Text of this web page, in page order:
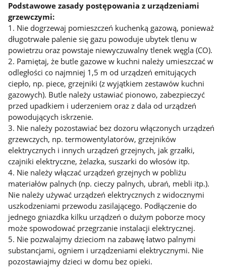
Podstawowe zasady postępowania z urządzeniami
grzewczymi:
1. Nie dogrzewaj pomieszczeń kuchenką gazową, ponieważ
długotrwałe palenie się gazu powoduje ubytek tlenu w
powietrzu oraz powstaje niewyczuwalny tlenek węgla (CO).
2. Pamiętaj, że butle gazowe w kuchni należy umieszczać w
odległości co najmniej 1,5 m od urządzeń emitujących
ciepło, np. piece, grzejniki (z wyjątkiem zestawów kuchni
gazowych). Butle należy ustawiać pionowo, zabezpieczyć
przed upadkiem i uderzeniem oraz z dala od urządzeń
powodujących iskrzenie.
3. Nie należy pozostawiać bez dozoru włączonych urządzeń
grzewczych, np. termowentylatorów, grzejników
elektrycznych i innych urządzeń grzejnych, jak grzałki,
czajniki elektryczne, żelazka, suszarki do włosów itp.
4. Nie należy włączać urządzeń grzejnych w pobliżu
materiałów palnych (np. cieczy palnych, ubrań, mebli itp.).
Nie należy używać urządzeń elektrycznych z widocznymi
uszkodzeniami przewodu zasilającego. Podłączenie do
jednego gniazdka kilku urządzeń o dużym poborze mocy
może spowodować przegrzanie instalacji elektrycznej.
5. Nie pozwalajmy dzieciom na zabawę łatwo palnymi
substancjami, ogniem i urządzeniami elektrycznymi. Nie
pozostawiajmy dzieci w domu bez opieki.